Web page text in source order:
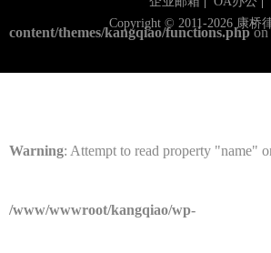
content/themes/kangqiao/functions.phpon
Warning: Attempt to read property "name"
/www/wwwroot/kangqiao/wp-
Copyright © 2011-2026 康桥